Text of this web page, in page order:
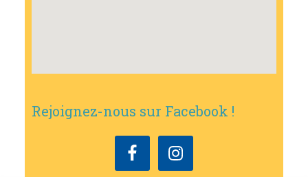
Rejoignez-nous sur Facebook !